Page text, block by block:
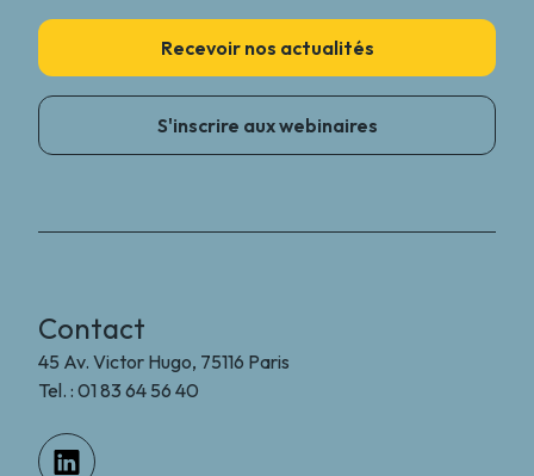
Recevoir nos actualités
S'inscrire aux webinaires
Contact
45 Av. Victor Hugo, 75116 Paris
Tel. : 01 83 64 56 40